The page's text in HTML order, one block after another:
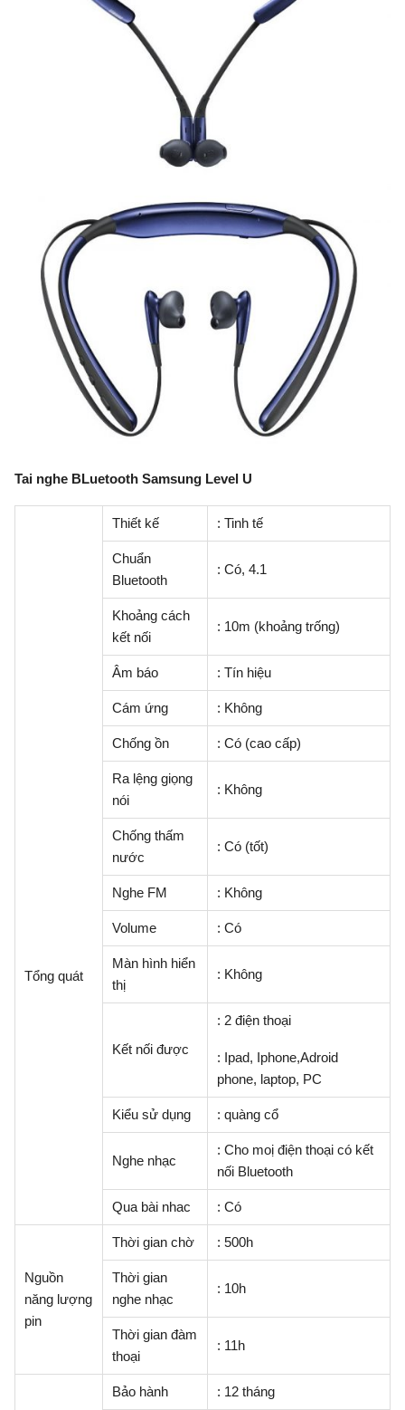
Tai nghe BLuetooth Samsung Level U
Tổng quát
Thiết kế : Tinh tế
Chuẩn
Bluetooth
: Có, 4.1
Khoảng cách
kết nối
: 10m (khoảng trống)
Âm báo : Tín hiệu
Cám ứng : Không
Chống ồn : Có (cao cấp)
Ra lệng giọng
nói
: Không
Chống thấm
nước
: Có (tốt)
Nghe FM : Không
Volume : Có
Màn hình hiển
thị
: Không
Kết nối được
: 2 điện thoại
: Ipad, Iphone,Adroid
phone, laptop, PC
Kiểu sử dụng : quàng cổ
Nghe nhạc
: Cho moị điện thoại có kết
nối Bluetooth
Qua bài nhac : Có
Nguồn
năng lượng
pin
Thời gian chờ : 500h
Thời gian
nghe nhạc
: 10h
Thời gian đàm
thoại
: 11h
Bảo hành : 12 tháng